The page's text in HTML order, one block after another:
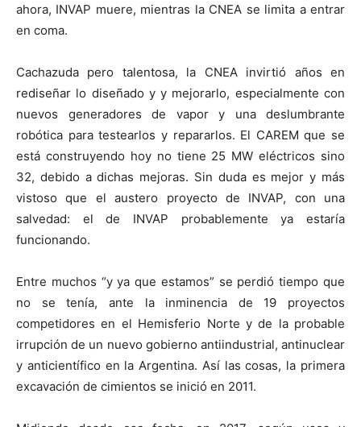
ahora, INVAP muere, mientras la CNEA se limita a entrar
en coma.
Cachazuda pero talentosa, la CNEA invirtió años en
rediseñar lo diseñado y y mejorarlo, especialmente con
nuevos generadores de vapor y una deslumbrante
robótica para testearlos y repararlos. El CAREM que se
está construyendo hoy no tiene 25 MW eléctricos sino
32, debido a dichas mejoras. Sin duda es mejor y más
vistoso que el austero proyecto de INVAP, con una
salvedad: el de INVAP probablemente ya estaría
funcionando.
Entre muchos “y ya que estamos” se perdió tiempo que
no se tenía, ante la inminencia de 19 proyectos
competidores en el Hemisferio Norte y de la probable
irrupción de un nuevo gobierno antiindustrial, antinuclear
y anticientífico en la Argentina. Así las cosas, la primera
excavación de cimientos se inició en 2011.